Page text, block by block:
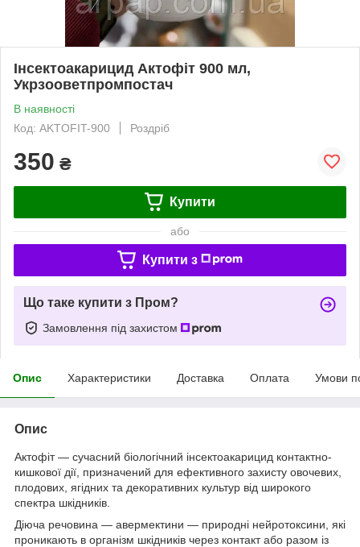
Інсектоакарицид Актофіт 900 мл,
Укрзооветпромпостач
В наявності
Код: AKTOFIT-900
Роздріб
350 ₴
Купити
або
Купити з
Що таке купити з Пром?
Замовлення під захистом
Опис Характеристики Доставка Оплата Умови
Опис
Актофіт — сучасний біологічний інсектоакарицид контактно-
кишкової дії, призначений для ефективного захисту овочевих,
плодових, ягідних та декоративних культур від широкого
спектра шкідників.
Діюча речовина — авермектини — природні нейротоксини, які
проникають в організм шкідників через контакт або разом із